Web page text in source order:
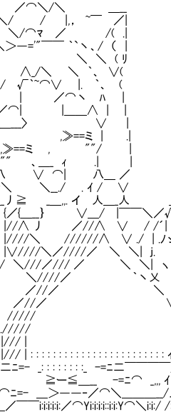
＿__
~￣ ／|
／ /( .|
￣ ｀`丶、/ （ |
( ﾘ
＼ ｀、 ∨(
|. ｀、 (
⌒丶 ﾊ |
＿∧ | |
| オルタ様が悪
ミ | .|
| それではお
_ ｨ .| |
＿ ／ ちょ
. ｲ / ∨
イ 人＿_人 ＿
∨＿/ |￣￣＼／
／//∧ ∨ / /´| /
//////∧ ∨ ./ | .ﾉ
／////／ ＼ ＼| j.
/// ／ ＼ ＼| ヽ
////／ ｀丶乂
／//／ ＼
//／ ∨ ∨
∨
.///// |∨
| j｜
: : : : : : : : : : : : : : : : : : :
: : : : : : :_ -=ﾆ二￣￣
≦＿__ -=ﾆ⌒
／⌒＼＿＿＿__/人
／⌒Yi:i:i:i::i:i:Y⌒＼i:i:/ /: